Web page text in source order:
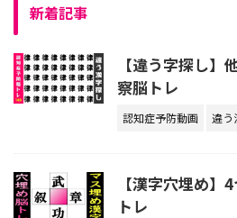
新着記事
【違う字探し】
察脳トレ
認知症予防動画 違う
【漢字穴埋め】
トレ